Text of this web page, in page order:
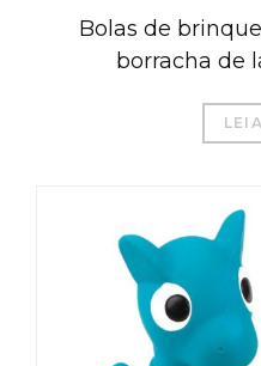
Bolas de
borracha de